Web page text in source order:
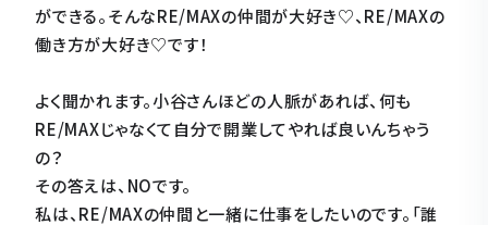
ができる。そんなRE/MAXの仲間が大好き♡、RE/MAXの
働き方が大好き♡です！
よく聞かれます。小谷さんほどの人脈があれば、何も
RE/MAXじゃなくて自分で開業してやれば良いんちゃう
の？
その答えは、NOです。
私は、RE/MAXの仲間と一緒に仕事をしたいのです。「誰